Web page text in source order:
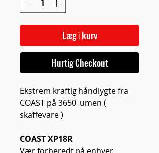
Læg i kurv
Hurtig Checkout
Ekstrem kraftig håndlygte fra
COAST på 3650 lumen (
skaffevare )
COAST XP18R
Vær forberedt på enhver